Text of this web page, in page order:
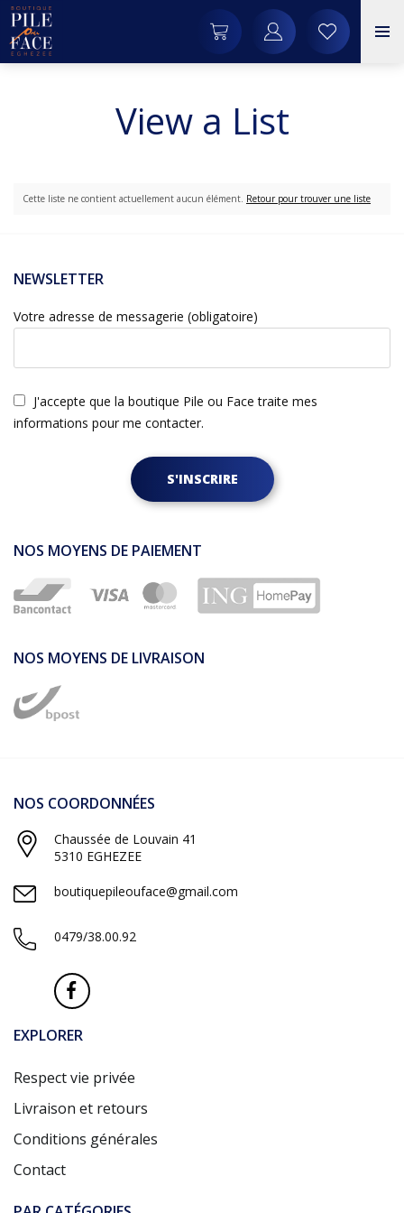
View a List
Cette liste ne contient actuellement aucun élément. Retour pour trouver une liste
NEWSLETTER
Votre adresse de messagerie (obligatoire)
J'accepte que la boutique Pile ou Face traite mes
informations pour me contacter.
S'INSCRIRE
NOS MOYENS DE PAIEMENT
NOS MOYENS DE LIVRAISON
NOS COORDONNÉES
Chaussée de Louvain 41
5310 EGHEZEE
boutiquepileouface@gmail.com
0479/38.00.92
EXPLORER
Respect vie privée
Livraison et retours
Conditions générales
Contact